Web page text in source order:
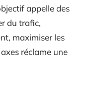
appelle des
du trafic,
maximiser les
réclame une